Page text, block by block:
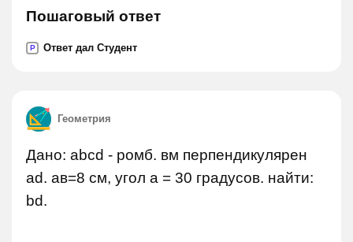
Пошаговый ответ
P Ответ дал Студент
Геометрия
Дано: abcd - ромб. вм перпендикулярен
ad. ав=8 см, угол а = 30 градусов. найти:
bd.